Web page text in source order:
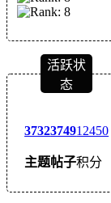
活跃状
态
3732
主题
3749
帖子
12450
积分